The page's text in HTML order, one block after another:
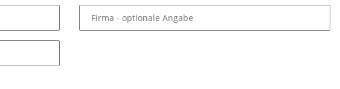
Firma - optionale Angabe